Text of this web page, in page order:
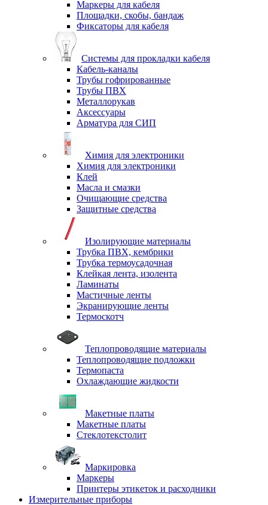
Маркеры для кабеля
Площадки, скобы, бандаж
Фиксаторы для кабеля
Системы для прокладки кабеля
Кабель-каналы
Трубы гофрированные
Трубы ПВХ
Металлорукав
Аксессуары
Арматура для СИП
Химия для электроники
Химия для электроники
Клей
Масла и смазки
Очищающие средства
Защитные средства
Изолирующие материалы
Трубка ПВХ, кембрики
Трубка термоусадочная
Клейкая лента, изолента
Ламинаты
Мастичные ленты
Экранирующие ленты
Термоскотч
Теплопроводящие материалы
Теплопроводящие подложки
Термопаста
Охлаждающие жидкости
Макетные платы
Макетные платы
Стеклотекстолит
Маркировка
Маркеры
Принтеры этикеток и расходники
Измерительные приборы